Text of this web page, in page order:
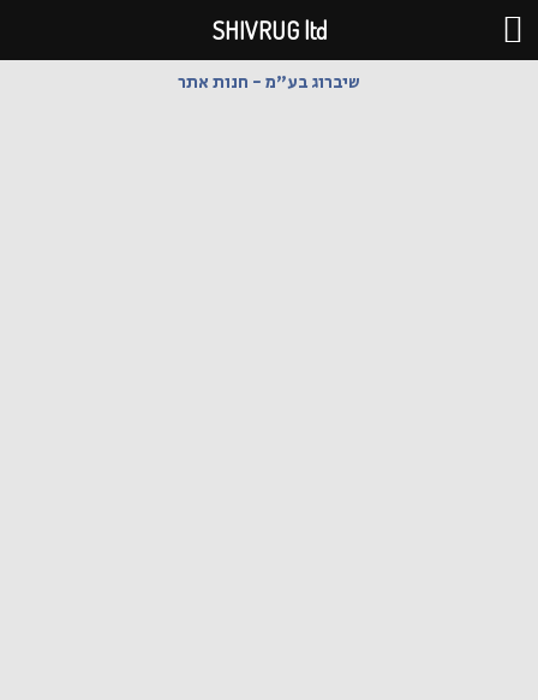
דילוג
לתוכן
שיברוג בע"מ - חנות אתר
SHIVRUG ltd